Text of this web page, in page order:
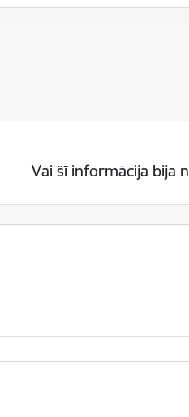
Vai šī informācija bija